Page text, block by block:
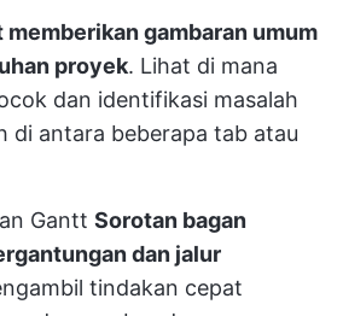
memberikan gambaran umum
proyek. Lihat di mana
dan identifikasi masalah
di antara beberapa tab atau
Gantt Sorotan bagan
dan jalur
tindakan cepat